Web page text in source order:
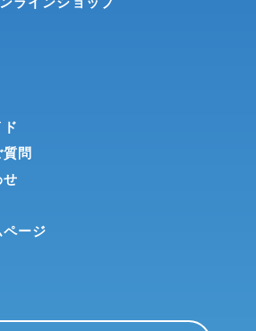
問
せ
ージ